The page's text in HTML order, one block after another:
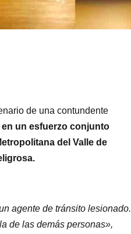
de una contundente
en un esfuerzo conjunto
del Valle de
agente de tránsito lesionado.
de las demás personas»,